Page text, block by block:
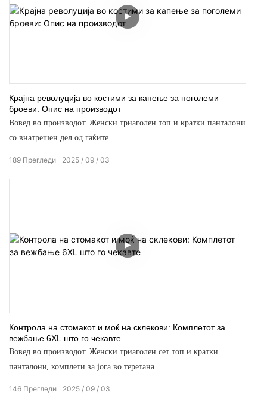
Крајна револуција во костими за капење за поголеми
броеви: Опис на производот
Вовед во производот: Женски триаголен топ и кратки панталони
со внатрешен дел од гаќите
2025 09 03
189 Прегледи
Контрола на стомакот и моќ на склекови: Комплетот за
вежбање 6XL што го чекавте
Вовед во производот: Женски триаголен сет топ и кратки
панталони, комплети за јога во теретана
2025 09 03
146 Прегледи